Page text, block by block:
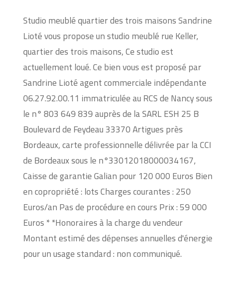
Studio meublé quartier des trois maisons Sandrine
Lioté vous propose un studio meublé rue Keller,
quartier des trois maisons, Ce studio est
actuellement loué. Ce bien vous est proposé par
Sandrine Lioté agent commerciale indépendante
06.27.92.00.11 immatriculée au RCS de Nancy sous
le n° 803 649 839 auprès de la SARL ESH 25 B
Boulevard de Feydeau 33370 Artigues près
Bordeaux, carte professionnelle délivrée par la CCI
de Bordeaux sous le n°33012018000034167,
Caisse de garantie Galian pour 120 000 Euros Bien
en copropriété : lots Charges courantes : 250
Euros/an Pas de procédure en cours Prix : 59 000
Euros * *Honoraires à la charge du vendeur
Montant estimé des dépenses annuelles d'énergie
pour un usage standard : non communiqué.